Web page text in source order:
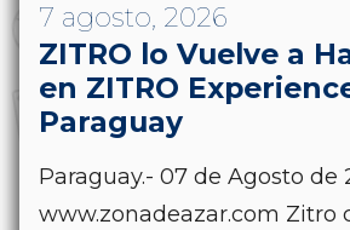
7 agosto, 2026
ZITRO lo Vuelve a
en ZITRO
Paraguay
Paraguay.- 07 de Agosto de
www.zonadeazar.com Zitro